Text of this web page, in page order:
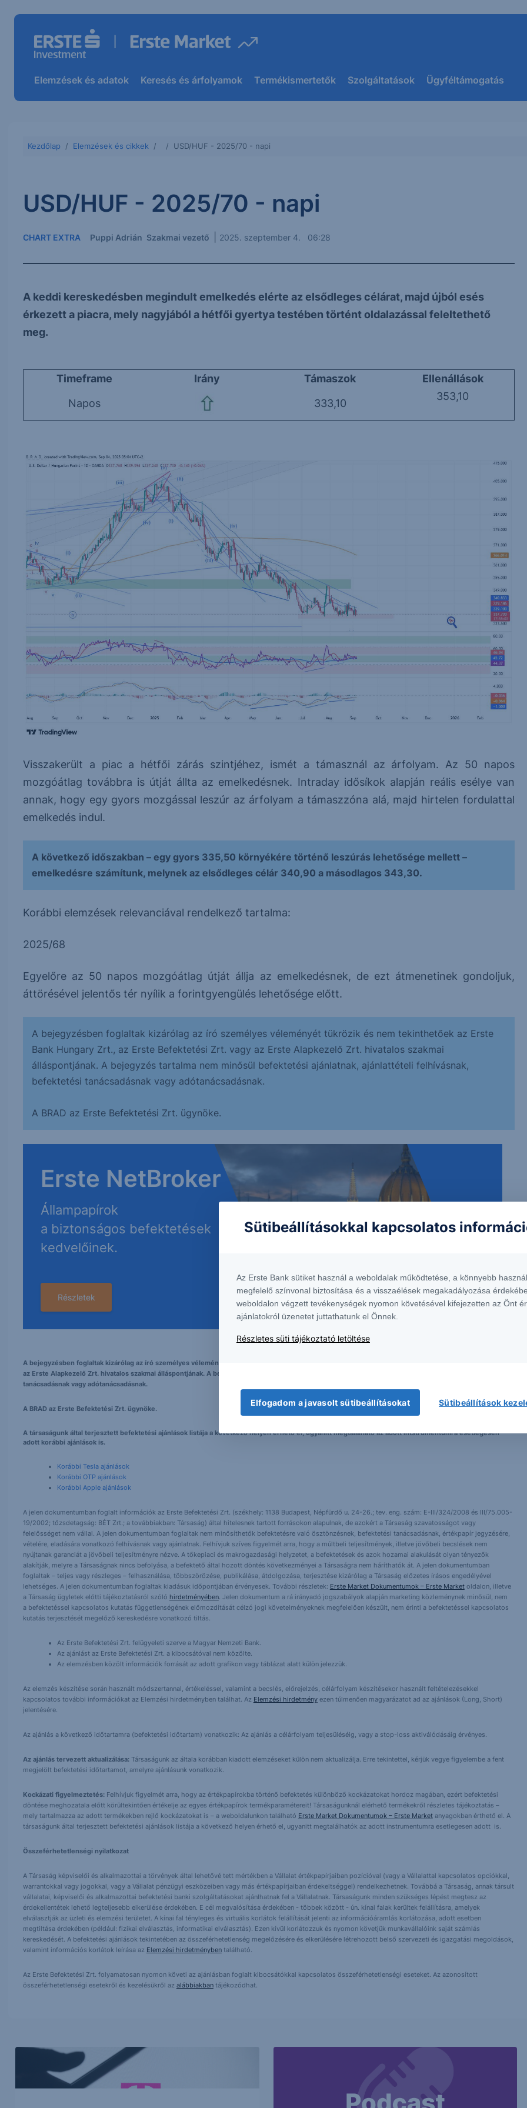
Elemzések és adatok Keresés és árfolyamok Termékismertetők Szolgáltatások Ügyféltámogatás
Kezdőlap Elemzések és cikkek USD/HUF - 2025/70 - napi
USD/HUF - 2025/70 - napi
CHART EXTRA Puppi Adrián Szakmai vezető 2025. szeptember 4. 06:28
A keddi kereskedésben megindult emelkedés elérte az elsődleges célárat, majd újból esés
érkezett a piacra, mely nagyjából a hétfői gyertya testében történt oldalazással feleltethető
meg.
Timeframe Irány Támaszok
Ellenállások
Napos
333,10
353,10
Visszakerült a piac a hétfői zárás szintjéhez, ismét a támasznál az árfolyam. Az 50 napos
mozgóátlag továbbra is útját állta az emelkedésnek. Intraday idősíkok alapján reális esélye van
annak, hogy egy gyors mozgással leszúr az árfolyam a támaszzóna alá, majd hirtelen fordulattal
emelkedés indul.
A következő időszakban – egy gyors 335,50 környékére történő leszúrás lehetősége mellett –
emelkedésre számítunk, melynek az elsődleges célár 340,90 a másodlagos 343,30.
Korábbi elemzések relevanciával rendelkező tartalma:
2025/68
Egyelőre az 50 napos mozgóátlag útját állja az emelkedésnek, de ezt átmenetinek gondoljuk,
áttörésével jelentős tér nyílik a forintgyengülés lehetősége előtt.
A bejegyzésben foglaltak kizárólag az író személyes véleményét tükrözik és nem tekinthetőek az Erste
Bank Hungary Zrt., az Erste Befektetési Zrt. vagy az Erste Alapkezelő Zrt. hivatalos szakmai
álláspontjának. A bejegyzés tartalma nem minősül befektetési ajánlatnak, ajánlattételi felhívásnak,
befektetési tanácsadásnak vagy adótanácsadásnak.
A BRAD az Erste Befektetési Zrt. ügynöke.
Erste NetBroker
Állampapírok
a biztonságos befektetések
kedvelőinek.
Részletek
A bejegyzésben foglaltak kizárólag az író személyes véleményét tükrözik és nem tekinthetőek az Erste Bank Hungary Zrt., az Erste Befektetési Zrt. vagy
az Erste Alapkezelő Zrt. hivatalos szakmai álláspontjának. A bejegyzés tartalma nem minősül befektetési ajánlatnak, ajánlattételi felhívásnak, befektetési
tanácsadásnak vagy adótanácsadásnak.
A BRAD az Erste Befektetési Zrt. ügynöke.
A társaságunk által terjesztett befektetési ajánlások listája a következő helyen érhető el, ugyanitt megtalálható az adott intstrumentumra esetlegesen
adott korábbi ajánlások is.
Korábbi Tesla ajánlások
Korábbi OTP ajánlások
Korábbi Apple ajánlások
A jelen dokumentumban foglalt információk az Erste Befektetési Zrt. (székhely: 1138 Budapest, Népfürdő u. 24-26.; tev. eng. szám: E-III/324/2008 és III/75.005-
19/2002; tőzsdetagság: BÉT Zrt.; a továbbiakban: Társaság) által hitelesnek tartott forrásokon alapulnak, de azokért a Társaság szavatosságot vagy
felelősséget nem vállal. A jelen dokumentumban foglaltak nem minősíthetők befektetésre való ösztönzésnek, befektetési tanácsadásnak, értékpapír jegyzésére,
vételére, eladására vonatkozó felhívásnak vagy ajánlatnak. Felhívjuk szíves figyelmét arra, hogy a múltbeli teljesítmények, illetve jövőbeli becslések nem
nyújtanak garanciát a jövőbeli teljesítményre nézve. A tőkepiaci és makrogazdasági helyzetet, a befektetések és azok hozamai alakulását olyan tényezők
alakítják, melyre a Társaságnak nincs befolyása, a befektető által hozott döntés következményei a Társaságra nem háríthatók át. A jelen dokumentumban
foglaltak – teljes vagy részleges – felhasználása, többszörözése, publikálása, átdolgozása, terjesztése kizárólag a Társaság előzetes írásos engedélyével
lehetséges. A jelen dokumentumban foglaltak kiadásuk időpontjában érvényesek. További részletek: Erste Market Dokumentumok – Erste Marketoldalon, illetve
a Társaság ügyletek előtti tájékoztatásról szóló hirdetményében. Jelen dokumentum a rá irányadó jogszabályok alapján marketing közleménynek minősül, nem
a befektetéssel kapcsolatos kutatás függetlenségének előmozdítását célzó jogi követelményeknek megfelelően készült, nem érinti a befektetéssel kapcsolatos
kutatás terjesztését megelőző kereskedésre vonatkozó tiltás.
Az Erste Befektetési Zrt. felügyeleti szerve a Magyar Nemzeti Bank.
Az ajánlást az Erste Befektetési Zrt. a kibocsátóval nem közölte.
Az elemzésben közölt információk forrását az adott grafikon vagy táblázat alatt külön jelezzük.
Az elemzés készítése során használt módszertannal, értékeléssel, valamint a becslés, előrejelzés, célárfolyam készítésekor használt feltételezésekkel
kapcsolatos további információkat az Elemzési hirdetményben találhat. Az Elemzési hirdetményezen túlmenően magyarázatot ad az ajánlások (Long, Short)
jelentésére.
Az ajánlás a következő időtartamra (befektetési időtartam) vonatkozik: Az ajánlás a célárfolyam teljesüléséig, vagy a stop-loss aktiválódásáig érvényes.
Az ajánlás tervezett aktualizálása:Társaságunk az általa korábban kiadott elemzéseket külön nem aktualizálja. Erre tekintettel, kérjük vegye figyelembe a fent
megjelölt befektetési időtartamot, amelyre ajánlásunk vonatkozik.
Kockázati figyelmeztetés:Felhívjuk figyelmét arra, hogy az értékpapírokba történő befektetés különböző kockázatokat hordoz magában, ezért befektetési
döntése meghozatala előtt körültekintően értékelje az egyes értékpapírok termékparamétereit! Társaságunknál elérhető termékekről részletes tájékoztatás –
mely tartalmazza az adott termékekben rejlő kockázatokat is – a weboldalunkon található Erste Market Dokumentumok – Erste Marketanyagokban érthető el. A
társaságunk által terjesztett befektetési ajánlások listája a következő helyen érhető el, ugyanitt megtalálhatók az adott instrumentumra esetlegesen adott is.
Összeférhetetlenségi nyilatkozat
A Társaság képviselői és alkalmazottai a törvények által lehetővé tett mértékben a Vállalat értékpapírjaiban pozícióval (vagy a Vállalattal kapcsolatos opciókkal,
warrantokkal vagy jogokkal, vagy a Vállalat pénzügyi eszközeiben vagy más értékpapírjaiban érdekeltséggel) rendelkezhetnek. Továbbá a Társaság, annak társult
vállalatai, képviselői és alkalmazottai befektetési banki szolgáltatásokat ajánlhatnak fel a Vállalatnak. Társaságunk minden szükséges lépést megtesz az
érdekellentétek lehető legteljesebb elkerülése érdekében. E cél megvalósítása érdekében - többek között - ún. kínai falak kerültek felállításra, amelyek
elválasztják az üzleti és elemzési területet. A kínai fal tényleges és virtuális korlátok felállítását jelenti az információáramlás korlátozása, adott esetben
megtiltása érdekében (például: fizikai elválasztás, informatikai elválasztás). Ezen kívül korlátozzuk és nyomon követjük munkavállalóink saját számlás
kereskedését. A befektetési ajánlások tekintetében az összeférhetetlenség megelőzésére és elkerülésére létrehozott belső szervezeti és igazgatási megoldások,
valamint információs korlátok leírása az Elemzési hirdetménybentalálható.
Az Erste Befektetési Zrt. folyamatosan nyomon követi az ajánlásban foglalt kibocsátókkal kapcsolatos összeférhetetlenségi eseteket. Az azonosított
összeférhetetlenségi esetekről és kezelésükről az alábbiakbantájékozódhat.
Sütibeállításokkal kapcsolatos
Az Erste Bank sütiket használ a weboldalak működtetése, a könnyebb
megfelelő színvonal biztosítása és a visszaélések megakadályozása
weboldalon végzett tevékenységek nyomon követésével kifejezetten az Önt
ajánlatokról üzenetet juttathatunk el Önnek.
Részletes süti tájékoztató letöltése
Elfogadom a javasolt sütibeállításokat Sütibeállítások